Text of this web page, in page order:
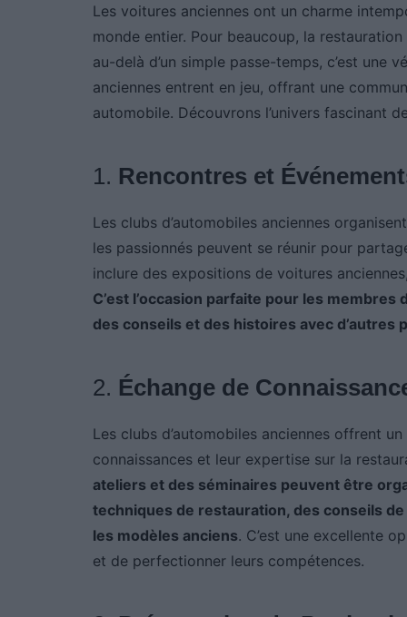
Les voitures anciennes ont un charme
monde entier. Pour beaucoup, la
au-delà d’un simple passe-temps, c’est une
anciennes entrent en jeu, offrant une
automobile. Découvrons l’univers fascinant
1. Rencontres et
Les clubs d’automobiles anciennes
les passionnés peuvent se réunir pour
inclure des expositions de voitures
C’est l’occasion parfaite pour les
des conseils et des histoires avec d’autres
2. Échange de
Les clubs d’automobiles anciennes offrent
connaissances et leur expertise sur la
ateliers et des séminaires peuvent être
techniques de restauration, des conseils
les modèles anciens. C’est une excellente
et de perfectionner leurs compétences.